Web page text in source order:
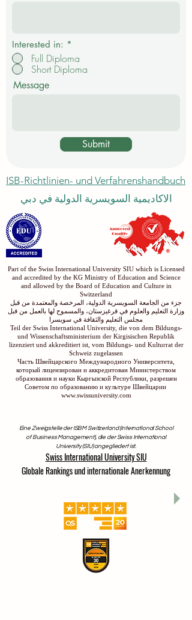
Interested in: *
Full Diploma
Short Diploma
Message
Submit
ISB-Richtlinien- und Verfahrenshandbuch
الاكاديمية السويسرية الدولية في دبي
Part of the Swiss International University SIU which is Licensed
and accredited by the KG Ministry of Education and Science
and allowed by the Board of Education and Culture in
Switzerland
جزء من الجامعة السويسرية الدولية، المرخصة والمعتمدة من قبل
وزارة التعليم والعلوم في قرغيزستان، والمسموح لها بالعمل من قبل
مجلس التعليم والثقافة في سويسرا
Teil der Swiss International University, die von dem Bildungs-
und Wissenschaftsministerium der Kirgisischen Republik
lizenziert und akkreditiert ist, vom Bildungs- und Kulturrat der
Schweiz zugelassen
Часть Швейцарского Международного Университета,
который лицензирован и аккредитован Министерством
образования и науки Кыргызской Республики, разрешен
Советом по образованию и культуре Швейцарии
www.swissuniversity.com
Eine Zweigstelle der ISBM Switzerland (International School
of Business Management), die der Swiss International
University (SIU) angegliedert ist.
Swiss International University SIU
Globale Rankings und internationale Anerkennung